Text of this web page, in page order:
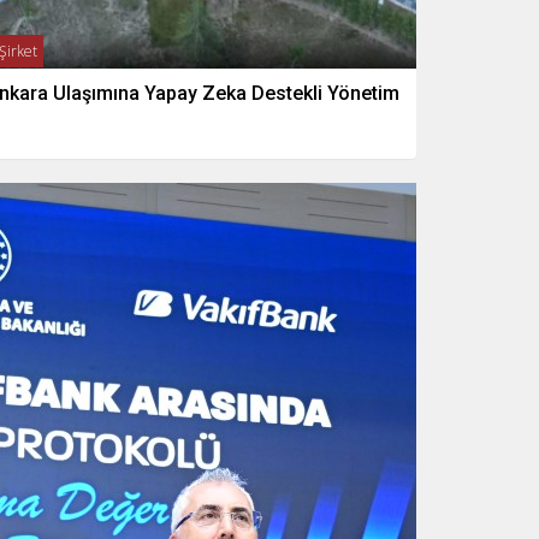
Şirket
Ulaşımına Yapay Zeka Destekli Yönetim